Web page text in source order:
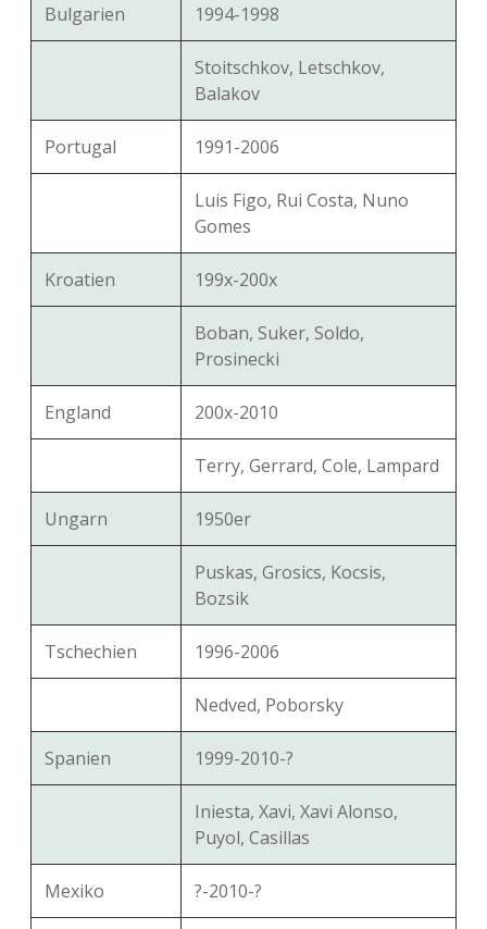
Bulgarien 1994-1998
Stoitschkov, Letschkov,
Balakov
Portugal 1991-2006
Luis Figo, Rui Costa, Nuno
Gomes
Kroatien 199x-200x
Boban, Suker, Soldo,
Prosinecki
England 200x-2010
Terry, Gerrard, Cole, Lampard
Ungarn 1950er
Puskas, Grosics, Kocsis,
Bozsik
Tschechien 1996-2006
Nedved, Poborsky
Spanien 1999-2010-?
Iniesta, Xavi, Xavi Alonso,
Puyol, Casillas
Mexiko ?-2010-?